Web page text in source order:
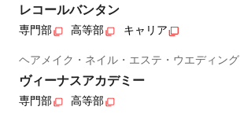
レコールバンタン
専門部 高等部 キャリア
ヘアメイク・ネイル・エステ・ウエディング
ヴィーナスアカデミー
専門部 高等部